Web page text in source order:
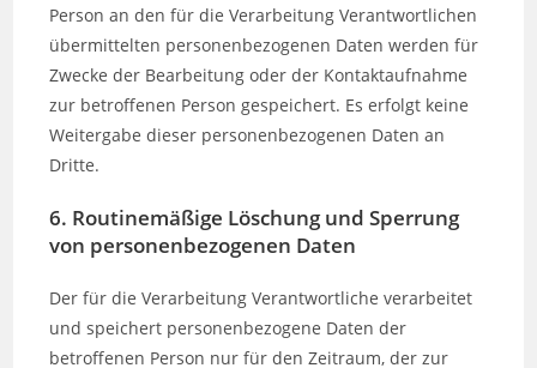
Person an den für die Verarbeitung Verantwortlichen
übermittelten personenbezogenen Daten werden für
Zwecke der Bearbeitung oder der Kontaktaufnahme
zur betroffenen Person gespeichert. Es erfolgt keine
Weitergabe dieser personenbezogenen Daten an
Dritte.
6. Routinemäßige Löschung und Sperrung
von personenbezogenen Daten
Der für die Verarbeitung Verantwortliche verarbeitet
und speichert personenbezogene Daten der
betroffenen Person nur für den Zeitraum, der zur